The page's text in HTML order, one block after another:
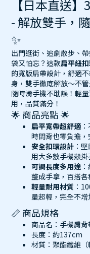
【日本直送
- 解放雙手，
✨
出門逛街、追劇散步、
袋又怕忘？這款扁平紐
的寬版扁帶設計，舒適
身，雙手徹底解放～不
隨時滑手機不耽誤！輕
用，品質滿分！
🌟 商品亮點 🌟
扁平寬帶超舒適
時間背也零負擔，
安全扣環設計 ：
用大多數手機殼
可調長度多用途
整成手拿，百搭各
輕量耐用材質 ：
量超輕，完全不增
📏 商品規格
商品名：手機肩背
長度：約137cm
材質：聚酯纖維（